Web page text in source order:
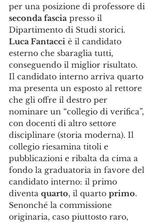
per una posizione di professore di
seconda fascia presso il
Dipartimento di Studi storici.
Luca Fantacci è il candidato
esterno che sbaraglia tutti,
conseguendo il miglior risultato.
Il candidato interno arriva quarto
ma presenta un esposto al rettore
che gli offre il destro per
nominare un “collegio di verifica”,
con docenti di altro settore
disciplinare (storia moderna). Il
collegio riesamina titoli e
pubblicazioni e ribalta da cima a
fondo la graduatoria in favore del
candidato interno: il primo
diventa quarto, il quarto primo.
Senonché la commissione
originaria, caso piuttosto raro,